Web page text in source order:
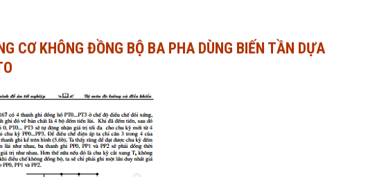
CƠ KHÔNG ĐỒNG BỘ BA PHA DÙNG BIẾN TẦN DỰA